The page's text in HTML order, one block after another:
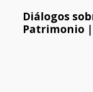
Diálogos
Patrimonio